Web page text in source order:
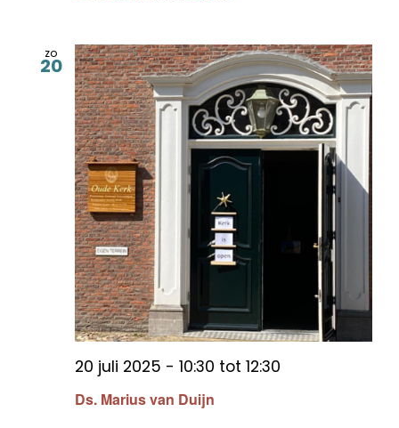
zo
20
Ds. Marius van Duijn
20 juli 2025 - 10:30 tot 12:30